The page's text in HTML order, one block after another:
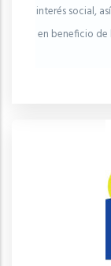
interés social,
en beneficio de